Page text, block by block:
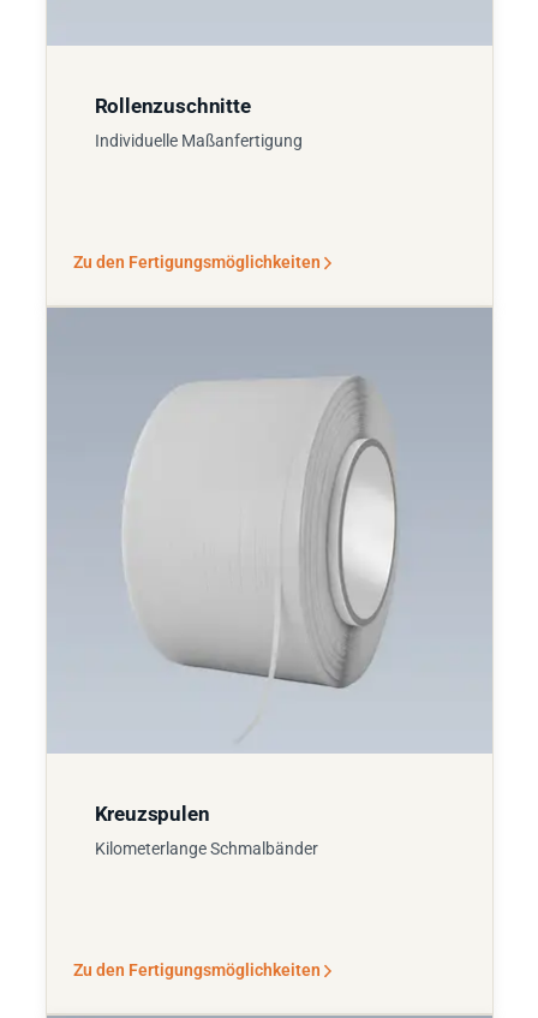
Rollenzuschnitte
Individuelle Maßanfertigung
Zu den Fertigungsmöglichkeiten
Kreuzspulen
Kilometerlange Schmalbänder
Zu den Fertigungsmöglichkeiten